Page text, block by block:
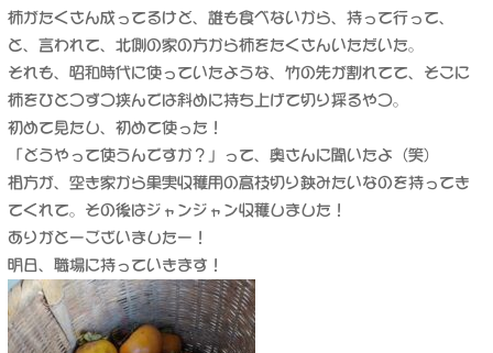
柿がたくさん成ってるけど、誰も食べないから、持って行って、
と、言われて、北側の家の方から柿をたくさんいただいた。
それも、昭和時代に使っていたような、竹の先が割れてて、そこに
柿をひとつずつ挟んでは斜めに持ち上げて切り採るやつ。
初めて見たし、初めて使った！
「どうやって使うんですか？」って、奥さんに聞いたよ（笑）
相方が、空き家から果実収穫用の高枝切り鋏みたいなのを持ってき
てくれて。その後はジャンジャン収穫しました！
ありがとーございましたー！
明日、職場に持っていきます！